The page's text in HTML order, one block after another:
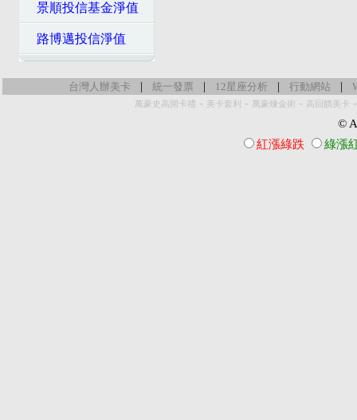
景順投信基金淨值
路博邁投信淨值
台灣人辦美卡 | 統一發票 | 12星座分析 | 行動網站 |
萬豪史高開卡禮 - 美卡套利 - 萬豪煉金術 - 高回饋美卡
©
紅漲綠跌
綠漲